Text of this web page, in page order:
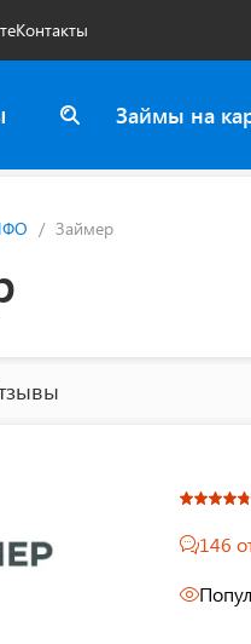
Контакты
Займы на
Займер
146